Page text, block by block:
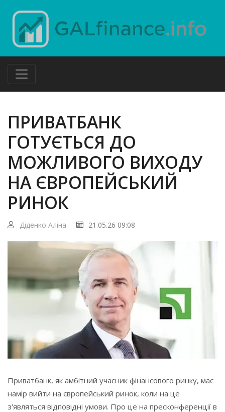
ПРИВАТБАНК
ГОТУЄТЬСЯ ДО
МОЖЛИВОГО ВИХОДУ
НА ЄВРОПЕЙСЬКИЙ
РИНОК
Діденко Аліна 21.05.26 09:08
Приватбанк, як амбітний учасник фінансового ринку, має
намір вийти на європейський ринок, коли на це
з'являться відповідні умови. Про це на пресконференції в